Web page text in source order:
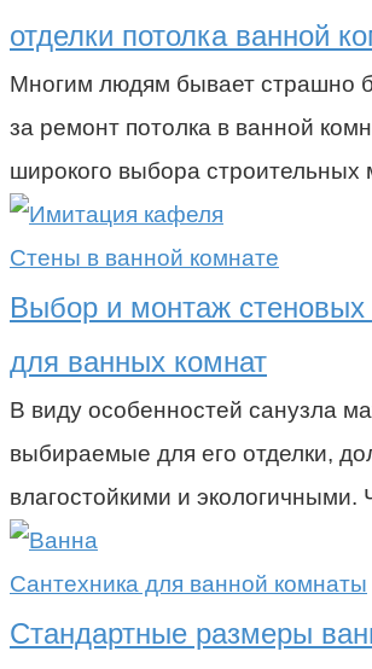
отделки потолка ванной
Многим людям бывает страшно
за ремонт потолка в ванной
широкого выбора строительных
Стены в ванной комнате
Выбор и монтаж стеновых
для ванных комнат
В виду особенностей санузла
выбираемые для его отделки,
влагостойкими и экологичными.
Сантехника для ванной комнаты
Стандартные размеры